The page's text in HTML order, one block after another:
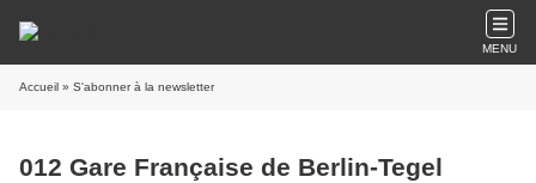
MENU
Accueil » S'abonner à la newsletter
012 Gare Française de Berlin-Tegel